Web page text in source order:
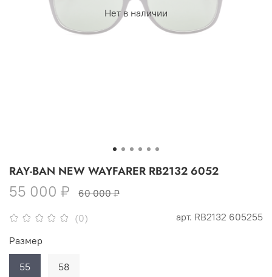
Нет в наличии
(0) арт. RB2132 605255
RAY-BAN NEW WAYFARER RB2132 6052
55 000 ₽ 60 000 ₽
Размер
55 58